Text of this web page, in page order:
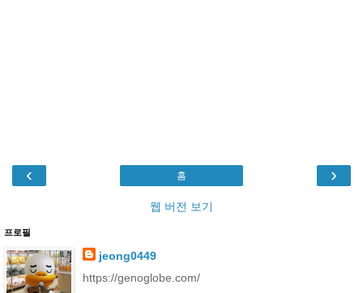
‹ ›
홈
웹 버전 보기
프로필
jeong0449
https://genoglobe.com/